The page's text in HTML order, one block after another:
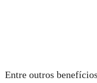
Entre outros